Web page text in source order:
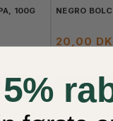
100G NEGRO
20,00
5%